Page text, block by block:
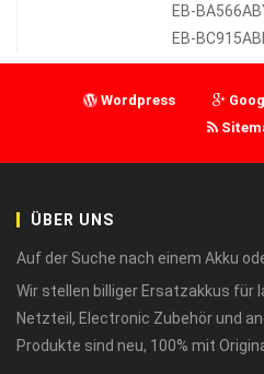
EB-
EB-
Wordpress
ÜBER UNS
Auf der Suche nach einem Akku
Wir stellen billiger Ersatzakkus für
Netzteil, Electronic Zubehör und
Produkte sind neu, 100% mit